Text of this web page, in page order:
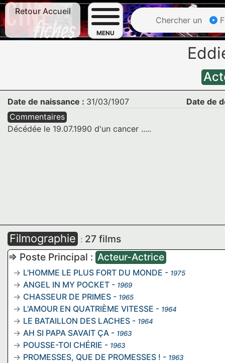
Retour Accueil
MENU
Chercher un
Date de naissance : 31/03/1907
Date de
Commentaires
Décédée le 19.07.1990 d'un cancer .....
Filmographie : 27 films
=> Poste Principal : Acteur-Actrice
L'HOMME LE PLUS FORT DU MONDE - 1975
ANGEL IN MY POCKET - 1969
CHASSEUR DE PRIMES - 1965
L'AMOUR EN QUATRIÈME VITESSE - 1964
LE BATAILLON DES LACHES - 1964
AH SI PAPA SAVAIT ÇA - 1963
POUSSE-TOI CHÉRIE - 1963
PROMESSES, QUE DE PROMESSES ! - 1963